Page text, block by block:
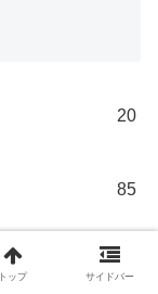
20
85
30
トップ サイドバー